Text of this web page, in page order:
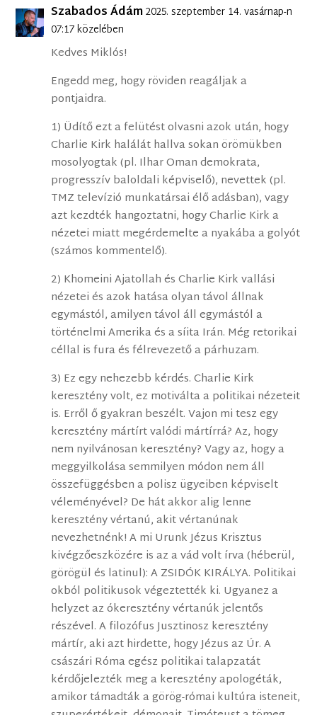
Szabados Ádám2025. szeptember 14. vasárnap-n
07:17 közelében
Kedves Miklós!
Engedd meg, hogy röviden reagáljak a
pontjaidra.
1) Üdítő ezt a felütést olvasni azok után, hogy
Charlie Kirk halálát hallva sokan örömükben
mosolyogtak (pl. Ilhar Oman demokrata,
progresszív baloldali képviselő), nevettek (pl.
TMZ televízió munkatársai élő adásban), vagy
azt kezdték hangoztatni, hogy Charlie Kirk a
nézetei miatt megérdemelte a nyakába a golyót
(számos kommentelő).
2) Khomeini Ajatollah és Charlie Kirk vallási
nézetei és azok hatása olyan távol állnak
egymástól, amilyen távol áll egymástól a
történelmi Amerika és a síita Irán. Még retorikai
céllal is fura és félrevezető a párhuzam.
3) Ez egy nehezebb kérdés. Charlie Kirk
keresztény volt, ez motiválta a politikai nézeteit
is. Erről ő gyakran beszélt. Vajon mi tesz egy
keresztény mártírt valódi mártírrá? Az, hogy
nem nyilvánosan keresztény? Vagy az, hogy a
meggyilkolása semmilyen módon nem áll
összefüggésben a polisz ügyeiben képviselt
véleményével? De hát akkor alig lenne
keresztény vértanú, akit vértanúnak
nevezhetnénk! A mi Urunk Jézus Krisztus
kivégzőeszközére is az a vád volt írva (héberül,
görögül és latinul): A ZSIDÓK KIRÁLYA. Politikai
okból politikusok végeztették ki. Ugyanez a
helyzet az ókeresztény vértanúk jelentős
részével. A filozófus Jusztinosz keresztény
mártír, aki azt hirdette, hogy Jézus az Úr. A
császári Róma egész politikai talapzatát
kérdőjelezték meg a keresztény apologéták,
amikor támadták a görög-római kultúra isteneit,